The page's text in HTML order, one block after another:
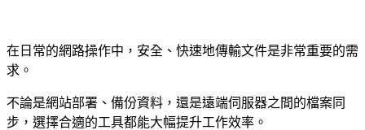
在日常的網路操作中，安全、快速地傳輸文件是非常重要的需
求。
不論是網站部署、備份資料，還是遠端伺服器之間的檔案同
步，選擇合適的工具都能大幅提升工作效率。